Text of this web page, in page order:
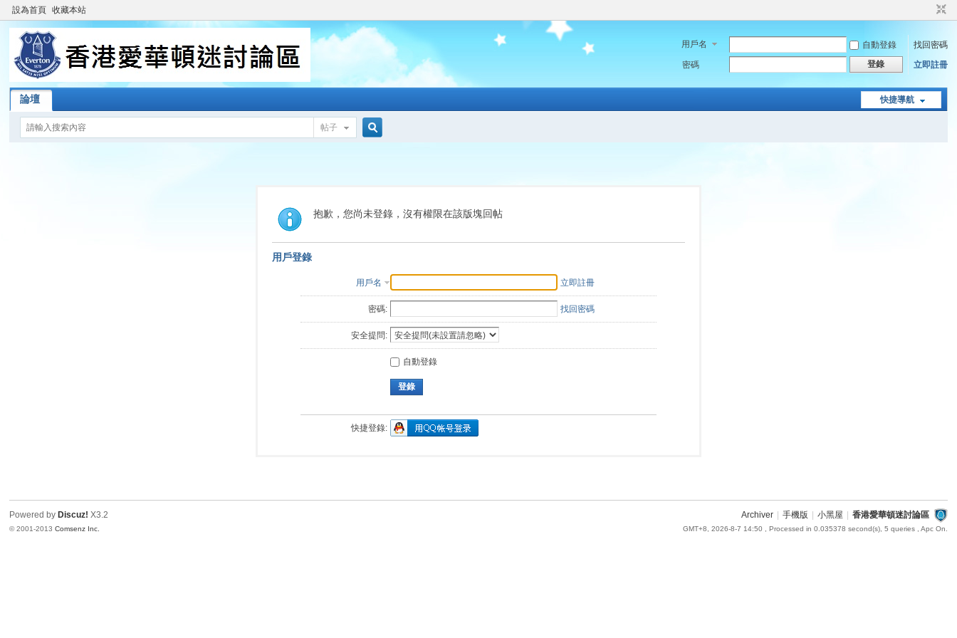
設為首頁 收藏本站
用戶名 自動登錄
找回密碼
密碼
登錄 立即註冊
快捷導航
論壇
帖子
索
抱歉，您尚未登錄，沒有權限在該版塊回帖
用戶登錄
用戶名 立即註冊
密碼: 找回密碼
安全提問:
自動登錄
登錄
快捷登錄:
Archiver 手機版 小黑屋 香港愛華頓迷討論區
GMT+8, 2026-8-7 14:50 , Processed in 0.035378 second(s), 5 queries , Apc On.
Powered by Discuz! X3.2
© 2001-2013Comsenz Inc.